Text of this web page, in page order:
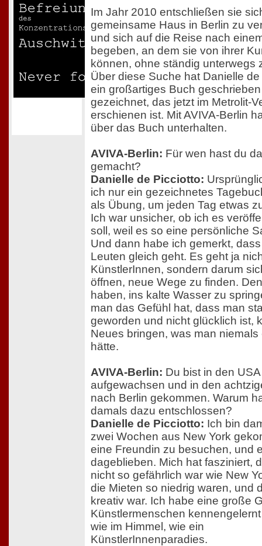
Im Jahr 2010 entschließen sie
gemeinsame Haus in Berlin zu
und sich auf die Reise nach
begeben, an dem sie von ihrer
können, ohne ständig unterwegs
Über diese Suche hat Danielle
ein großartiges Buch
gezeichnet, das jetzt im Metrolit-
erschienen ist. Mit AVIVA-Berlin
über das Buch unterhalten.
AVIVA-Berlin: Für wen hast du
gemacht?
Danielle de Picciotto:
ich nur ein gezeichnetes
als Übung, um jeden Tag etwas
Ich war unsicher, ob ich es
soll, weil es so eine persönliche
Und dann habe ich gemerkt,
Leuten gleich geht. Es geht ja
KünstlerInnen, sondern darum
öffnen, neue Wege zu finden.
haben, ins kalte Wasser zu
man das Gefühl hat, dass man
geworden und nicht glücklich ist,
Neues bringen, was man niemals
hätte.
AVIVA-Berlin: Du bist in den USA
aufgewachsen und in den
nach Berlin gekommen. Warum
damals dazu entschlossen?
Danielle de Picciotto: Ich bin
zwei Wochen aus New York
eine Freundin zu besuchen, und
dageblieben. Mich hat fasziniert,
nicht so gefährlich war wie New
die Mieten so niedrig waren, und
kreativ war. Ich habe eine große
Künstlermenschen
wie im Himmel, wie ein
KünstlerInnenparadies.